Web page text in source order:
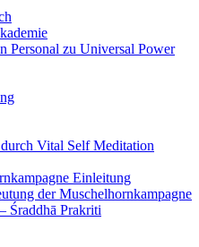
Personal zu Universal Power
Vital Self Meditation
Einleitung
der Muschelhornkampagne
Śraddhā Prakriti